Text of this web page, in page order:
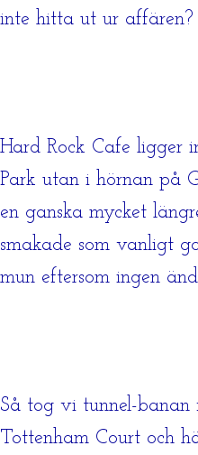
inte hitta ut ur affären?
Hard Rock Cafe ligger
Park utan i hörnan på
en ganska mycket
smakade som vanligt
mun eftersom ingen
Så tog vi tunnel-banan
Tottenham Court och